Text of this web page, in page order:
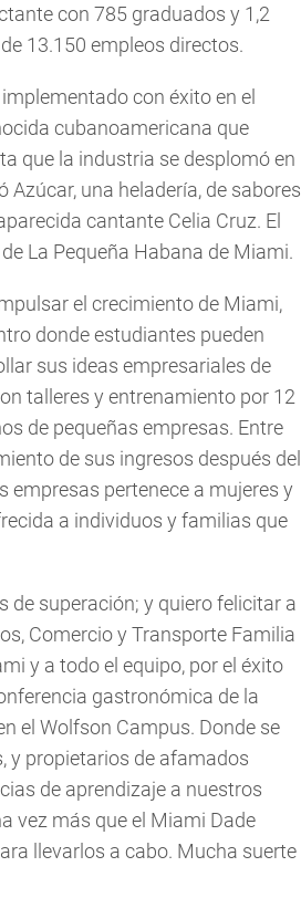
con 785 graduados y 1,2
13.150 empleos directos.
con éxito en el
cubanoamericana que
que la industria se desplomó en
una heladería, de sabores
cantante Celia Cruz. El
La Pequeña Habana de Miami.
el crecimiento de Miami,
donde estudiantes pueden
sus ideas empresariales de
talleres y entrenamiento por 12
de pequeñas empresas. Entre
de sus ingresos después del
empresas pertenece a mujeres y
a individuos y familias que
de superación; y quiero felicitar a
Comercio y Transporte Familia
y a todo el equipo, por el éxito
gastronómica de la
el Wolfson Campus. Donde se
y propietarios de afamados
de aprendizaje a nuestros
vez más que el Miami Dade
llevarlos a cabo. Mucha suerte